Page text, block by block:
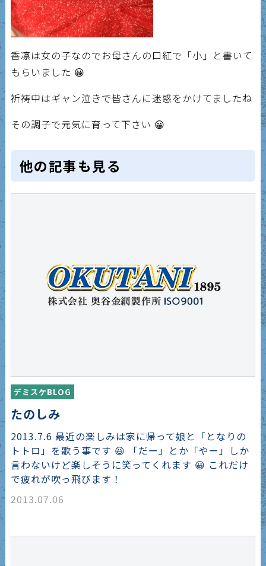
香凛は女の子なのでお母さんの口紅で「小」と書いて
もらいました 😀
祈祷中はギャン泣きで皆さんに迷惑をかけてましたね
その調子で元気に育って下さい 😀
他の記事も見る
デミスケBLOG
たのしみ
2013.7.6 最近の楽しみは家に帰って娘と「となりの
トトロ」を歌う事です 😆 「だー」とか「やー」しか
言わないけど楽しそうに笑ってくれます 😀 これだけ
で疲れが吹っ飛びます！
2013.07.06